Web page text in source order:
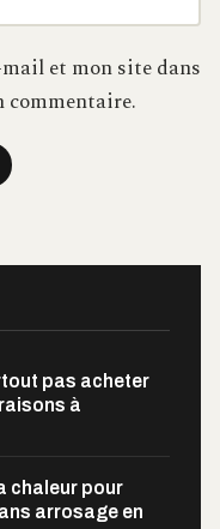
et mon site dans
commentaire.
pas acheter
à
chaleur pour
arrosage en